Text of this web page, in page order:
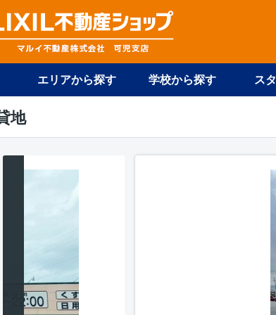
エリアから探す 学校から探す ス
地